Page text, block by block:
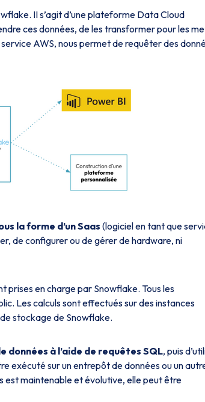
II s’agit d’une plateforme Data Cloud
ces données, de les transformer pour les
AWS, nous permet de requêter des
la forme d’un Saas (logiciel en tant que
de configurer ou de gérer de hardware, ni
en charge par Snowflake. Tous les
Les calculs sont effectués sur des instances
stockage de Snowflake.
à l’aide de requêtes SQL, puis
exécuté sur un entrepôt de données ou un
est maintenable et évolutive, elle peut être